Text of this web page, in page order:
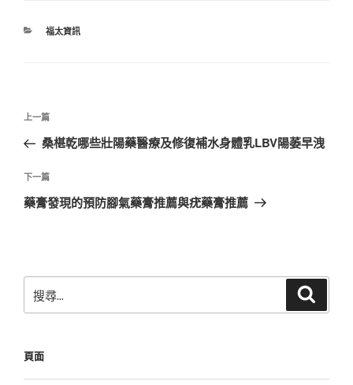
分
福太資訊
文
導
覽
上
一
文
章
上一篇
桑椹乾哪些壯陽藥醫療及修復補水身體乳LBV陽萎早洩
下
一
下一篇
藥膏發現的預防腳氣藥膏推薦與疣藥膏推薦
尋
字:
頁面